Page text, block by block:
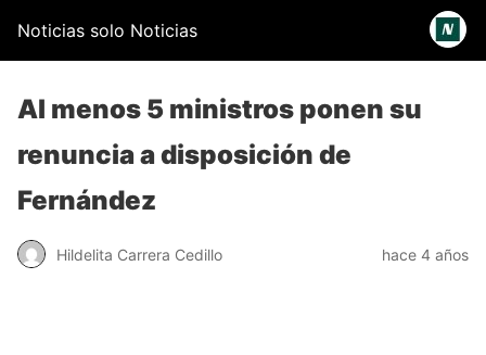
Noticias solo Noticias
Al menos 5 ministros ponen su
renuncia a disposición de
Fernández
Hildelita Carrera Cedillo hace 4 años